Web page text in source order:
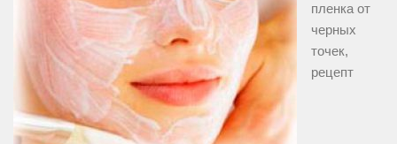
пленка от
черных
точек,
рецепт